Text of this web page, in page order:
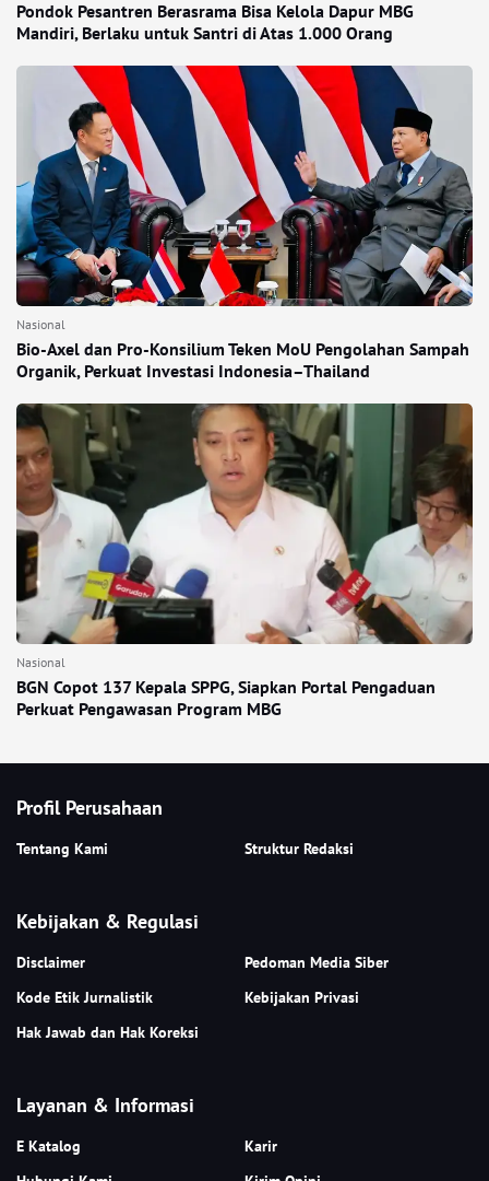
Pondok Pesantren Berasrama Bisa Kelola Dapur MBG
Mandiri, Berlaku untuk Santri di Atas 1.000 Orang
Nasional
Bio-Axel dan Pro-Konsilium Teken MoU Pengolahan Sampah
Organik, Perkuat Investasi Indonesia–Thailand
Nasional
BGN Copot 137 Kepala SPPG, Siapkan Portal Pengaduan
Perkuat Pengawasan Program MBG
Profil Perusahaan
Tentang Kami Struktur Redaksi
Kebijakan & Regulasi
Disclaimer
Pedoman Media Siber
Kode Etik Jurnalistik
Kebijakan Privasi
Hak Jawab dan Hak Koreksi
Layanan & Informasi
E Katalog
Karir